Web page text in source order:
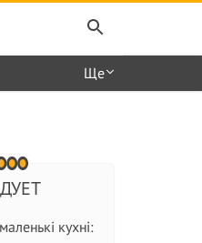
Ще